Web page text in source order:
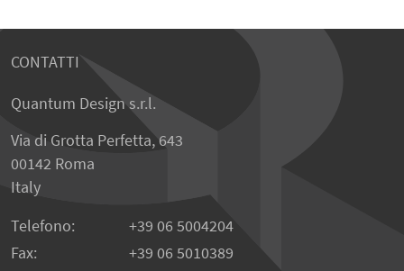
CONTATTI
Quantum Design s.r.l.
Via di Grotta Perfetta, 643
00142 Roma
Italy
Telefono:
+39 06 5004204
Fax:
+39 06 5010389